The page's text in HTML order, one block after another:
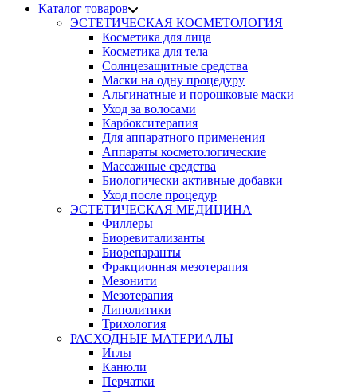
Каталог товаров
ЭСТЕТИЧЕСКАЯ КОСМЕТОЛОГИЯ
Косметика для лица
Косметика для тела
Солнцезащитные средства
Маски на одну процедуру
Альгинатные и порошковые маски
Уход за волосами
Карбокситерапия
Для аппаратного применения
Аппараты косметологические
Массажные средства
Биологически активные добавки
Уход после процедур
ЭСТЕТИЧЕСКАЯ МЕДИЦИНА
Филлеры
Биоревитализанты
Биорепаранты
Фракционная мезотерапия
Мезонити
Мезотерапия
Липолитики
Трихология
РАСХОДНЫЕ МАТЕРИАЛЫ
Иглы
Канюли
Перчатки